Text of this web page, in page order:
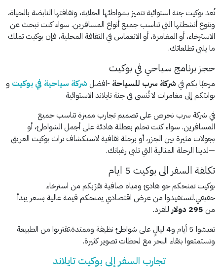
تُعد بوكيت جنة استوائية تتميز بشواطئها الخلابة، وثقافتها النابضة بالحياة،
وتنوع أنشطتها التي تناسب جميع أنواع المسافرين. سواء كنت تبحث عن
الاسترخاء، أو المغامرة، أو الانغماس في الثقافة المحلية، فإن بوكيت تملك
ما يلبي تطلعاتك.
حجز برنامج سياحي في بوكيت
مرحبًا بكم في شركة سرب للسياحة -افضل شركة سياحية في بوكيت و
بوابتكم إلى مغامرات لا تُنسى في جنة تايلاند الاستوائية
في شركة سرب نحرص على تصميم تجارب مميزة تناسب جميع
المسافرين. سواء كنت تحلم بعطلة هادئة على أجمل الشواطئ، أو
بجولات مثيرة بين الجزر، أو برحلة ثقافية لاستكشاف تراث بوكيت العريق
—لدينا الرحلة المثالية التي تلبي رغباتك.
تكلفة السفر الى بوكيت 5 ايام
بوكيت تمنحكم جو هادئ ومياه صافية تقرّبكم من استرخاء
حقيقي.لتستفيدوا من عرض اقتصادي يمنحكم قيمة عالية بسعر يبدأ
من 295 دولار
للفرد.
تعيشوا 5 أيام و4 ليالٍ على شواطئ نظيفة وممتدة.
تقتربوا من الطبيعة
وتستمتعوا بنقاء البحر مع لحظات تصوير كثيرة.
تجارب السفر إلى بوكيت تايلاند